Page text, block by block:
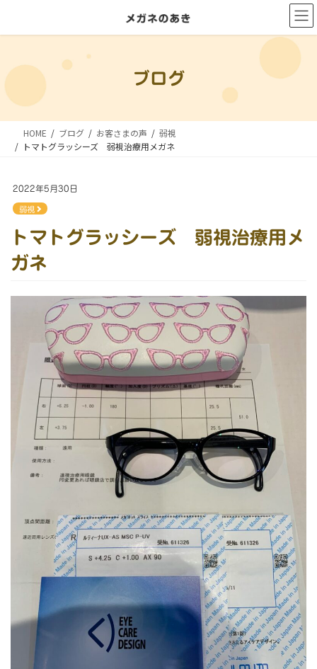
ン
ツ
ー
シ
ブログ
HOME ブログ お客さまの声
弱視
トマトグラッシーズ 弱視治療用メガネ
2022年5月30日
弱視
トマトグラッシーズ 弱視治療用メ
ガネ